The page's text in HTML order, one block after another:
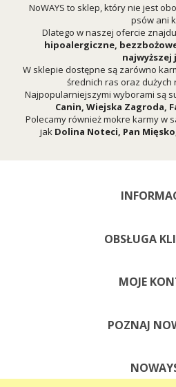
NoWAYS to sklep, który nie jest
psów ani
Dlatego w naszej ofercie
hipoalergiczne,
najwyższej
W sklepie dostępne są zarówno
średnich ras oraz dużych
Najpopularniejszymi wyborami są
Canin, Wiejska Zagroda,
Polecamy również mokre karmy w
jak Dolina Noteci, Pan Mięsko
OBSŁUGA
MOJE
POZNAJ